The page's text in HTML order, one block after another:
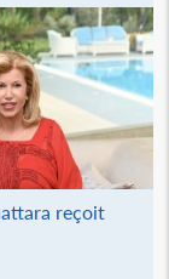
reçoit